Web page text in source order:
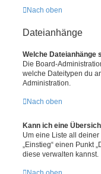
Nach oben
Dateianhänge
Welche Dateianhänge
Die Board-
welche Dateitypen du
Administration.
Nach oben
Kann ich eine
Um eine Liste all
„Einstieg“ einen
diese verwalten kannst.